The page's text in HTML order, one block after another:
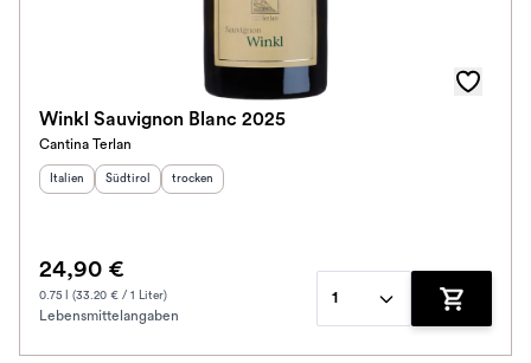
Winkl Sauvignon Blanc 2025
Cantina Terlan
Herkunftsland:
Italien Herkunftsregion:
Südtirol Geschmack
trocken
24,90 €
0.75 l (33.20 € / 1 Liter)
Lebensmittelangaben
1
Zum